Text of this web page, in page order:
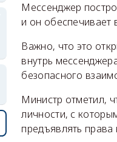
Мессенджер
и он обеспечивает
Важно, что это
внутрь
безопасного
Министр отметил,
личности, с
предъявлять